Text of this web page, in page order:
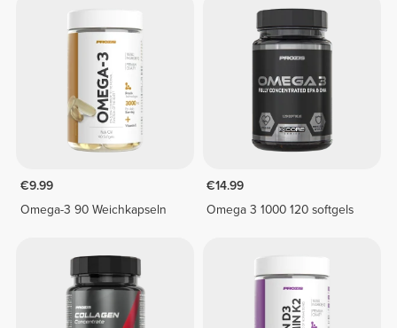
€9.99
Omega-3 90 Weichkapseln
€14.99
Omega 3 1000 120 softgels